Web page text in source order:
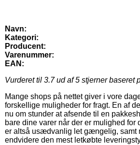
Navn:
Kategori:
Producent:
Varenummer:
EAN:
Vurderet til 3.7ud af 5 stjerner baseret
Mange shops på nettet giver i vore
forskellige muligheder for fragt. En af
nu om stunder at afsende til en
bare dine varer når der er mulighed for
er altså usædvanlig let gængelig, samt
endvidere den mest letkøbte